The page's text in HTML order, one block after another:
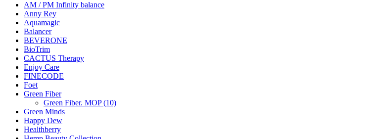
AM / PM Infinity balance
Anny Rey
Aquamagic
Balancer
BEVERONE
BioTrim
CACTUS Therapy
Enjoy Care
FINECODE
Foet
Green Fiber
Green Fiber. MOP (10)
Green Minds
Happy Dew
Healthberry